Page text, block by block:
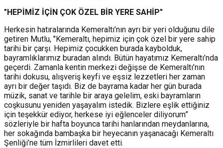
"HEPİMİZ İÇİN ÇOK ÖZEL BİR YERE SAHİP"
Herkesin hatıralarında Kemeraltı’nın ayrı bir yeri olduğunu dile
getiren Mutlu, "Kemeraltı, hepimiz için çok özel bir yere sahip
tarihi bir çarşı. Hepimiz çocukken burada kaybolduk,
bayramlıklarımız buradan alındı. Bütün hayatımız Kemeraltı’nda
geçerdi. Zamanla kentin merkezi değişse de Kemeraltı’nın
tarihi dokusu, alışveriş keyfi ve eşsiz lezzetleri her zaman
ayrı bir değer taşıdı. Biz de bayrama kadar her gün burada
müzik, sanat ve tarihle bir araya gelelim, eski bayramların
coşkusunu yeniden yaşayalım istedik. Bizlere eşlik ettiğiniz
için teşekkür ediyor, herkese iyi eğlenceler diliyorum”
sözleriyle bir hafta boyunca tarihi hanlarından meydanlarına,
her sokağında bambaşka bir heyecanın yaşanacağı Kemeraltı
Şenliği’ne tüm İzmirlileri davet etti.